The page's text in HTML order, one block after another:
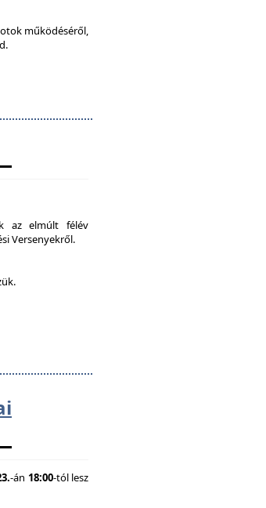
működéséről,
az elmúlt félév
Versenyekről.
-án 18:00-tól lesz